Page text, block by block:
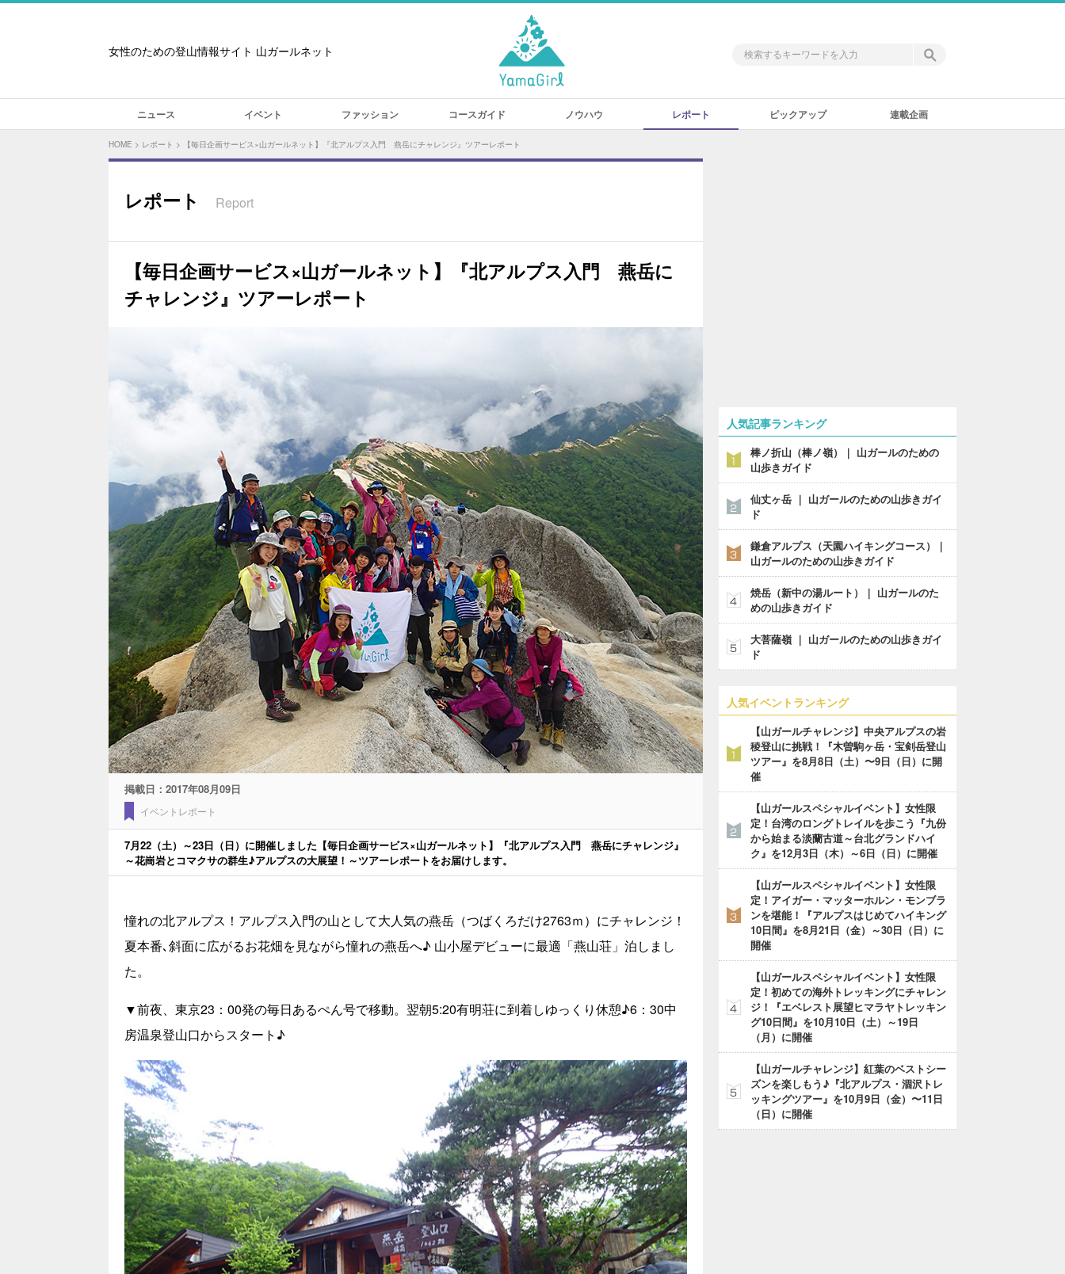
女性のための登山情報サイト 山ガールネット
ニュース イベント ファッション コースガイド ノウハウ レポート ピックアップ 連載企画
HOME > レポート > 【毎日企画サービス×山ガールネット】『北アルプス入門 燕岳にチャレンジ』ツアーレポート
レポート Report
【毎日企画サービス×山ガールネット】『北アルプス入門 燕岳に
チャレンジ』ツアーレポート
掲載日： 2017年08月09日
イベントレポート
7月22（土）～23日（日）に開催しました【毎日企画サービス×山ガールネット】『北アルプス入門 燕岳にチャレンジ』
～花崗岩とコマクサの群生♪アルプスの大展望！～ツアーレポートをお届けします。
憧れの北アルプス！アルプス入門の山として大人気の燕岳（つばくろだけ2763ｍ）にチャレンジ！
夏本番､斜面に広がるお花畑を見ながら憧れの燕岳へ♪ 山小屋デビューに最適「燕山荘」泊しまし
た。
▼前夜、東京23：00発の毎日あるぺん号で移動。翌朝5:20有明荘に到着しゆっくり休憩♪6：30中
房温泉登山口からスタート♪
人気記事ランキング
棒ノ折山（棒ノ嶺）｜ 山ガールのための
山歩きガイド
仙丈ヶ岳 ｜ 山ガールのための山歩きガイ
ド
鎌倉アルプス（天園ハイキングコース）｜
山ガールのための山歩きガイド
焼岳（新中の湯ルート）｜ 山ガールのた
めの山歩きガイド
大菩薩嶺 ｜ 山ガールのための山歩きガイ
ド
人気イベントランキング
【山ガールチャレンジ】中央アルプスの岩
稜登山に挑戦！『木曽駒ヶ岳・宝剣岳登山
ツアー』を8月8日（土）〜9日（日）に開
催
【山ガールスペシャルイベント】女性限
定！台湾のロングトレイルを歩こう『九份
から始まる淡蘭古道～台北グランドハイ
ク』を12月3日（木）～6日（日）に開催
【山ガールスペシャルイベント】女性限
定！アイガー・マッターホルン・モンブラ
ンを堪能！『アルプスはじめてハイキング
10日間』を8月21日（金）～30日（日）に
開催
【山ガールスペシャルイベント】女性限
定！初めての海外トレッキングにチャレン
ジ！『エベレスト展望ヒマラヤトレッキン
グ10日間』を10月10日（土）～19日
（月）に開催
【山ガールチャレンジ】紅葉のベストシー
ズンを楽しもう♪『北アルプス・涸沢トレ
ッキングツアー』を10月9日（金）〜11日
（日）に開催